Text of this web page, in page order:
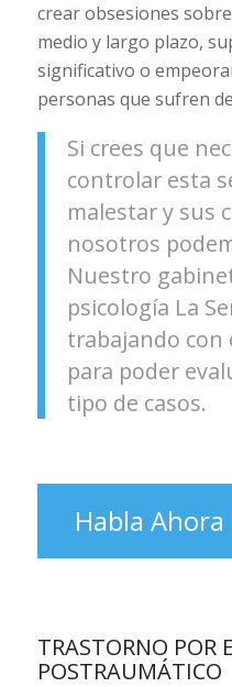
crear obsesiones
medio y largo plazo,
significativo o
personas que sufren
Si crees que
controlar esta
malestar y sus
nosotros
Nuestro
psicología La
trabajando
para poder
tipo de casos.
Habla
TRASTORNO POR
POSTRAUMÁTICO